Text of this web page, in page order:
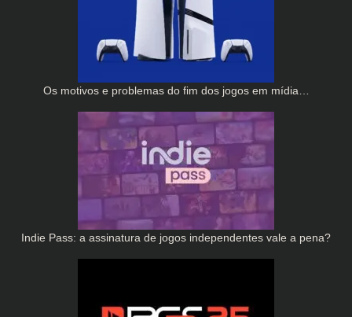
Os motivos e problemas do fim dos jogos em mídia…
Indie Pass: a assinatura de jogos independentes vale a pena?